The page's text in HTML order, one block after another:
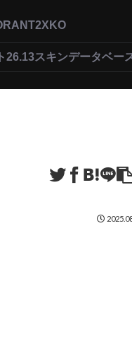
2XKO
26.13スキンデータベー